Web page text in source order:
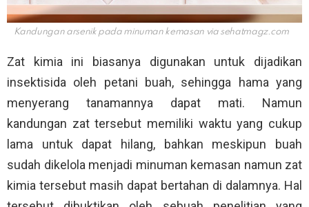
Kandungan arsenik pada minuman kemasan via sehatmagz.com
Zat kimia ini biasanya digunakan untuk dijadikan
insektisida oleh petani buah, sehingga hama yang
menyerang tanamannya dapat mati. Namun
kandungan zat tersebut memiliki waktu yang cukup
lama untuk dapat hilang, bahkan meskipun buah
sudah dikelola menjadi minuman kemasan namun zat
kimia tersebut masih dapat bertahan di dalamnya. Hal